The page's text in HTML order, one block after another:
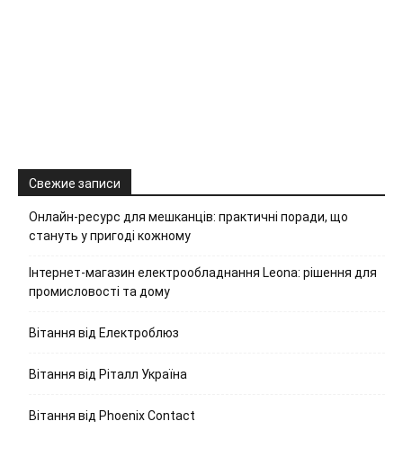
Свежие записи
Онлайн-ресурс для мешканців: практичні поради, що
стануть у пригоді кожному
Інтернет-магазин електрообладнання Leona: рішення для
промисловості та дому
Вітання від Електроблюз
Вітання від Ріталл Україна
Вітання від Phoenix Contact